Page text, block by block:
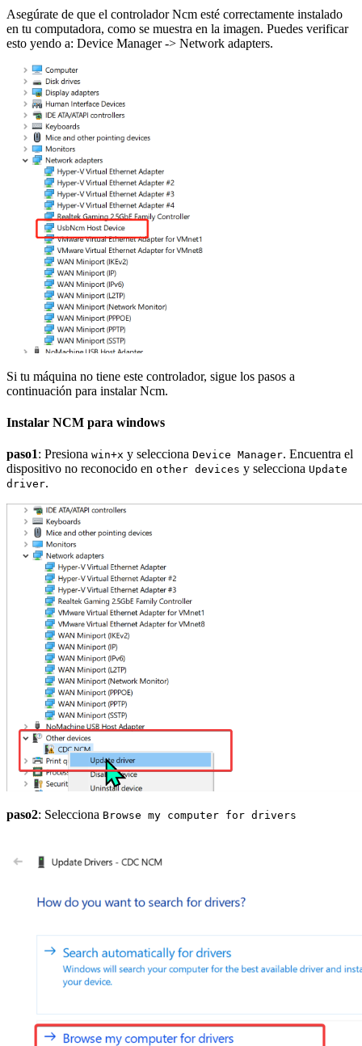
Asegúrate de que el controlador Ncm esté correctamente instalado
en tu computadora, como se muestra en la imagen. Puedes verificar
esto yendo a: Device Manager -> Network adapters.
Si tu máquina no tiene este controlador, sigue los pasos a
continuación para instalar Ncm.
Instalar NCM para windows
paso1: Presiona win+x y selecciona Device Manager. Encuentra el
dispositivo no reconocido en other devices y selecciona Update
driver.
paso2: Selecciona Browse my computer for drivers